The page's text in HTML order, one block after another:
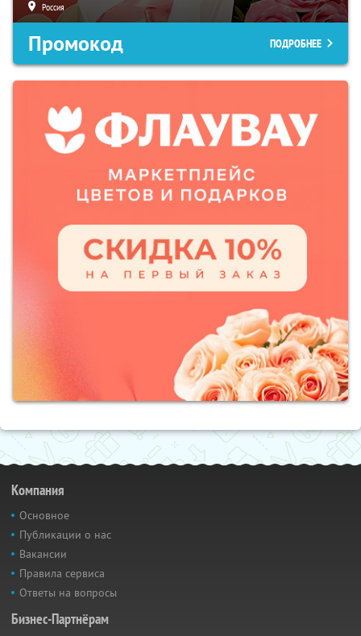
Россия
Промокод ПОДРОБНЕЕ
Компания
Основное
Публикации о нас
Вакансии
Правила сервиса
Ответы на вопросы
Бизнес-Партнёрам